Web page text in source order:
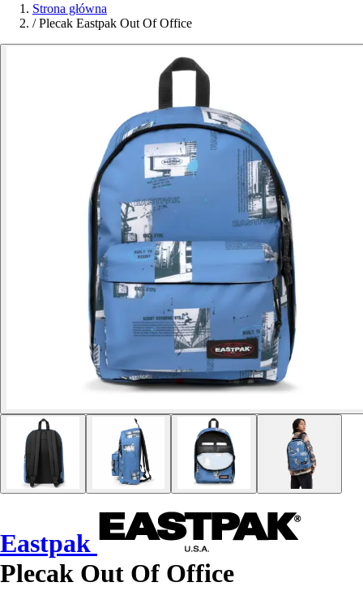
Strona główna
/ Plecak Eastpak Out Of Office
Eastpak
Plecak Out Of Office